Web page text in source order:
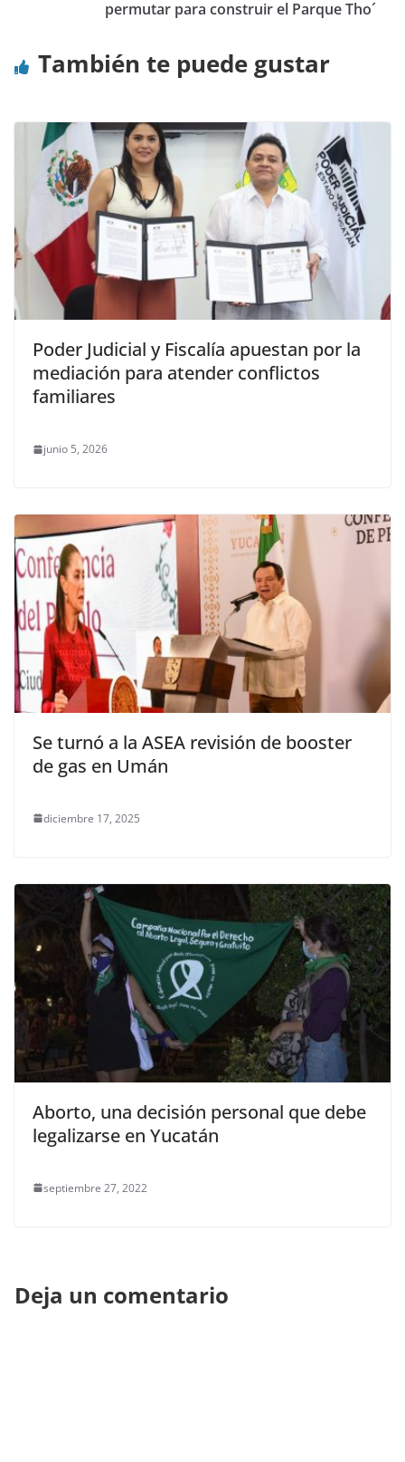
permutar para construir el Parque Tho´
También te puede gustar
Poder Judicial y Fiscalía apuestan por la
mediación para atender conflictos
familiares
junio 5, 2026
Se turnó a la ASEA revisión de booster
de gas en Umán
diciembre 17, 2025
Aborto, una decisión personal que debe
legalizarse en Yucatán
septiembre 27, 2022
Deja un comentario